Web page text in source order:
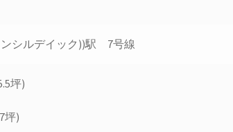
シルデイック))駅 7号線
坪)
坪)